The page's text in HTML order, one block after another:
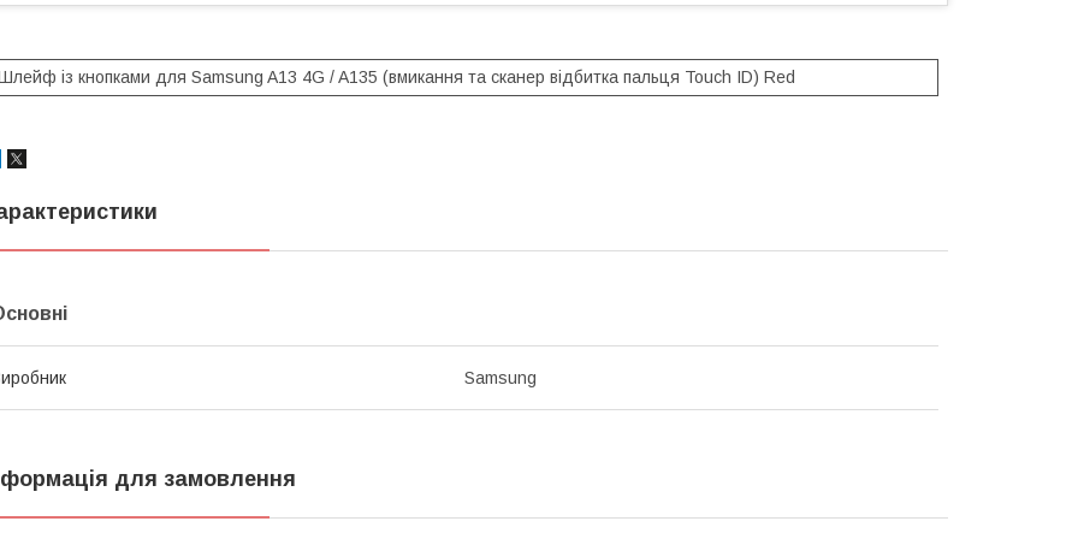
із кнопками для Samsung A13 4G / A135 (вмикання та сканер відбитка пальця Touch ID) Red
Samsung
для замовлення